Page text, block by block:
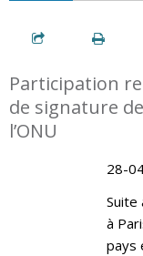
Participation
de signature
l’ONU
28-
Suite
à
pays